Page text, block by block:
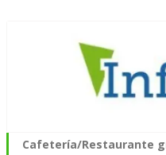
Cafetería/Restaurante